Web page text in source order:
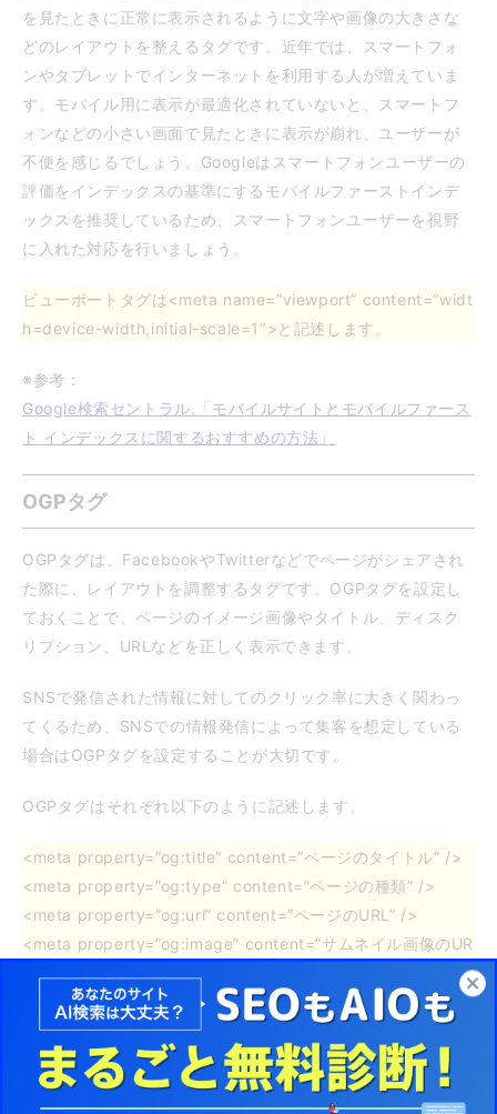
を見たときに正常に表示されるように文字や画像の大きさな
どのレイアウトを整えるタグです。近年では、スマートフォ
ンやタブレットでインターネットを利用する人が増えていま
す。モバイル用に表示が最適化されていないと、スマートフ
ォンなどの小さい画面で見たときに表示が崩れ、ユーザーが
不便を感じるでしょう。Googleはスマートフォンユーザーの
評価をインデックスの基準にするモバイルファーストインデ
ックスを推奨しているため、スマートフォンユーザーを視野
に入れた対応を行いましょう。
ビューポートタグは<meta name=”viewport” content=”widt
h=device-width,initial-scale=1″>と記述します。
※参考：
Google検索セントラル.「モバイルサイトとモバイルファース
ト インデックスに関するおすすめの方法」
OGPタグ
OGPタグは、FacebookやTwitterなどでページがシェアされ
た際に、レイアウトを調整するタグです。OGPタグを設定し
ておくことで、ページのイメージ画像やタイトル、ディスク
リプション、URLなどを正しく表示できます。
SNSで発信された情報に対してのクリック率に大きく関わっ
てくるため、SNSでの情報発信によって集客を想定している
場合はOGPタグを設定することが大切です。
OGPタグはそれぞれ以下のように記述します。
<meta property=”og:title” content=”ページのタイトル” />
<meta property=”og:type” content=”ページの種類” />
<meta property=”og:url” content=”ページのURL” />
<meta property=”og:image” content=”サムネイル画像のUR
<meta property=”og:site_name” content=”サイト名” />
<meta property=”og:description” content=”ページのディ
スクリプション” />